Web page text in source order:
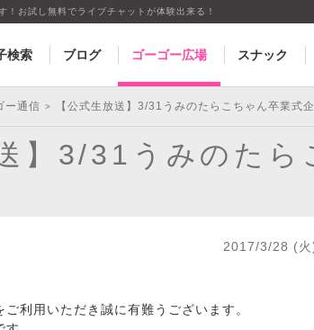
お試し無料でライブチャットが体験出来る！
検索 ブログ ゴーゴー広場 スナック
ー通信 > 【公式生放送】3/31うみのたらこちゃん卒業式
】3/31うみのた
2017/3/28 (
利用いただき誠に有難うございます。